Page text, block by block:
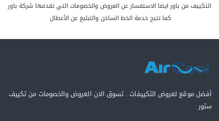
التكييف من باور ايضا الاستفسار عن العروض والخصومات التي تقدمها شركة باور
كما تتيح خدمة الخط الساخن والتبليغ عن الأعطال
أفضل موقع لعروض التكييفات . تسوق الان العروض والخصومات من تكييف
ستور